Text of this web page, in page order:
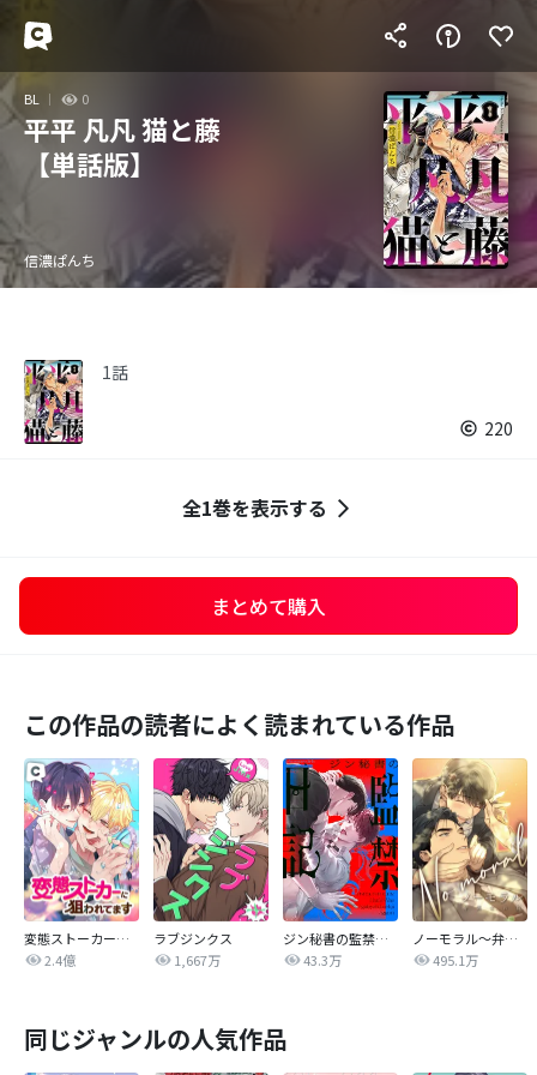
BL 0
平平 凡凡 猫と藤
【単話版】
信濃ぱんち
1話
220
全1巻を表示する
まとめて購入
この作品の読者によく読まれている作品
変態ストーカーに狙われてます
2.4億
ラブジンクス
1,667万
ジン秘書の監禁日記【タテヨミ】
43.3万
ノーモラル～弁護士の掟～
495.1万
同じジャンルの人気作品